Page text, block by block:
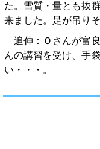
た。雪質・量とも抜
来ました。足が吊り
追伸：Ｏさんが富
んの講習を受け、手
い・・・。